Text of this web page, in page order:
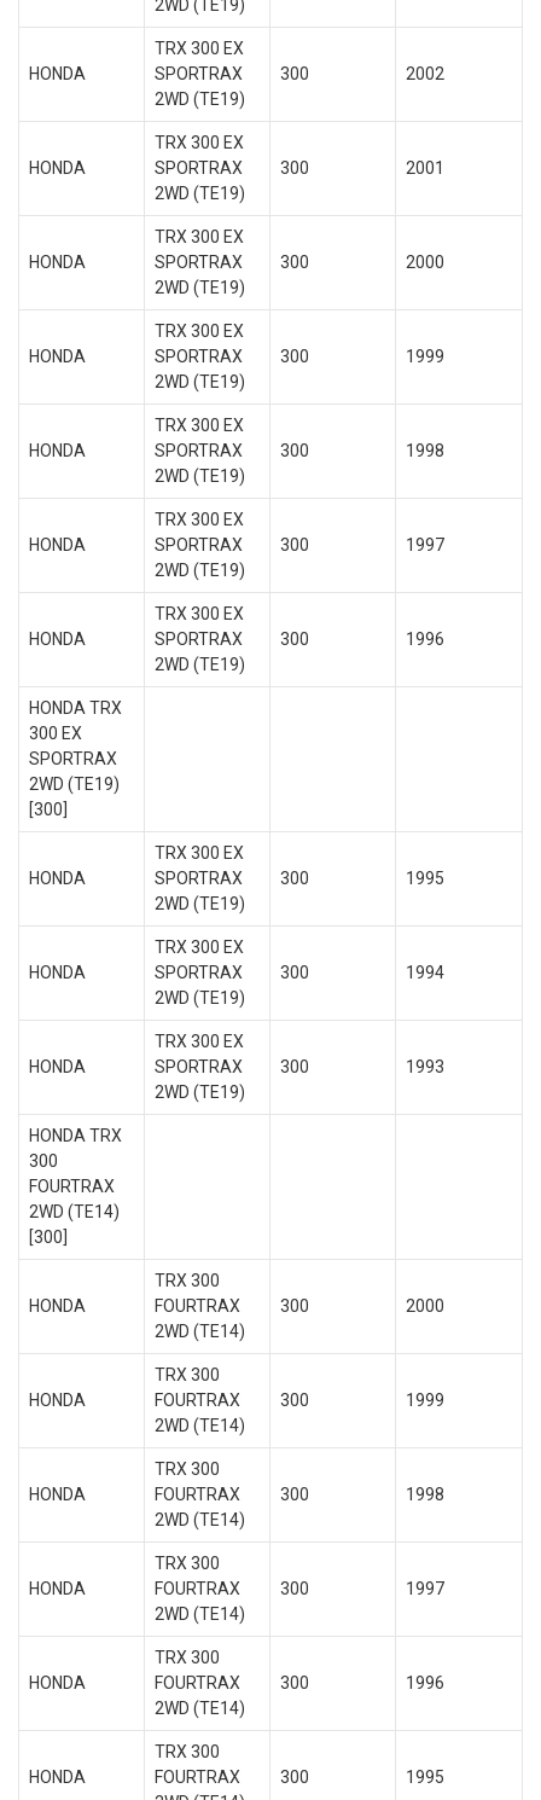
2WD (TE19)
HONDA
TRX 300 EX
SPORTRAX
2WD (TE19)
300 2002
HONDA
TRX 300 EX
SPORTRAX
2WD (TE19)
300 2001
HONDA
TRX 300 EX
SPORTRAX
2WD (TE19)
300 2000
HONDA
TRX 300 EX
SPORTRAX
2WD (TE19)
300 1999
HONDA
TRX 300 EX
SPORTRAX
2WD (TE19)
300 1998
HONDA
TRX 300 EX
SPORTRAX
2WD (TE19)
300 1997
HONDA
TRX 300 EX
SPORTRAX
2WD (TE19)
300 1996
HONDA TRX
300 EX
SPORTRAX
2WD (TE19)
[300]
HONDA
TRX 300 EX
SPORTRAX
2WD (TE19)
300 1995
HONDA
TRX 300 EX
SPORTRAX
2WD (TE19)
300 1994
HONDA
TRX 300 EX
SPORTRAX
2WD (TE19)
300 1993
HONDA TRX
300
FOURTRAX
2WD (TE14)
[300]
HONDA
TRX 300
FOURTRAX
2WD (TE14)
300 2000
HONDA
TRX 300
FOURTRAX
2WD (TE14)
300 1999
HONDA
TRX 300
FOURTRAX
2WD (TE14)
300 1998
HONDA
TRX 300
FOURTRAX
2WD (TE14)
300 1997
HONDA
TRX 300
FOURTRAX
2WD (TE14)
300 1996
HONDA
TRX 300
FOURTRAX
300 1995